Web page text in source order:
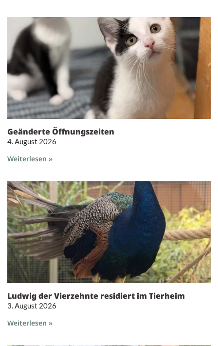
Geänderte Öffnungszeiten
4. August 2026
Weiterlesen »
Ludwig der Vierzehnte residiert im Tierheim
3. August 2026
Weiterlesen »